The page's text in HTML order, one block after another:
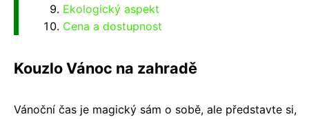
Ekologický aspekt
Cena a dostupnost
Kouzlo Vánoc na zahradě
Vánoční čas je magický sám o sobě, ale představte si,